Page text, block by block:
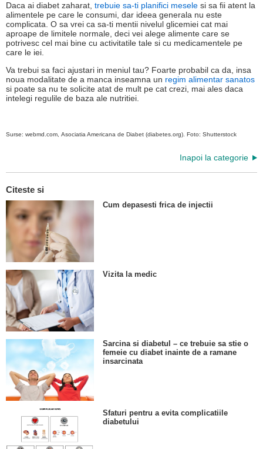
Daca ai diabet zaharat, trebuie sa-ti planifici mesele si sa fii atent la
alimentele pe care le consumi, dar ideea generala nu este
complicata. O sa vrei ca sa-ti mentii nivelul glicemiei cat mai
aproape de limitele normale, deci vei alege alimente care se
potrivesc cel mai bine cu activitatile tale si cu medicamentele pe
care le iei.
Va trebui sa faci ajustari in meniul tau? Foarte probabil ca da, insa
noua modalitate de a manca inseamna un regim alimentar sanatos
si poate sa nu te solicite atat de mult pe cat crezi, mai ales daca
intelegi regulile de baza ale nutritiei.
Surse: webmd.com, Asociatia Americana de Diabet (diabetes.org). Foto: Shutterstock
Inapoi la categorie
Citeste si
Cum depasesti frica de injectii
Vizita la medic
Sarcina si diabetul – ce trebuie sa stie o
femeie cu diabet inainte de a ramane
insarcinata
Sfaturi pentru a evita complicatiile
diabetului